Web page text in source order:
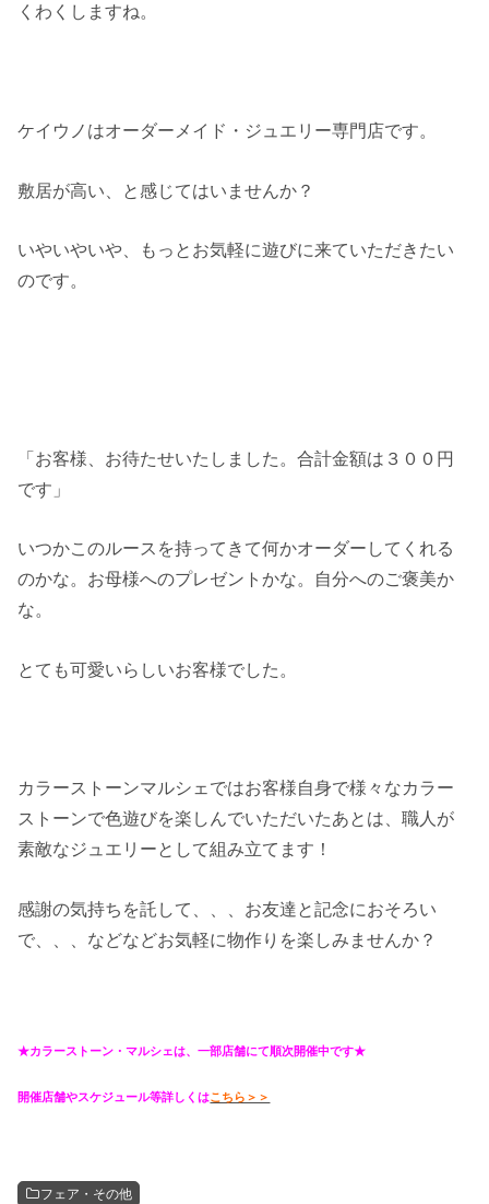
くわくしますね。
ケイウノはオーダーメイド・ジュエリー専門店です。
敷居が高い、と感じてはいませんか？
いやいやいや、もっとお気軽に遊びに来ていただきたい
のです。
「お客様、お待たせいたしました。合計金額は３００円
です」
いつかこのルースを持ってきて何かオーダーしてくれる
のかな。お母様へのプレゼントかな。自分へのご褒美か
な。
とても可愛いらしいお客様でした。
カラーストーンマルシェではお客様自身で様々なカラー
ストーンで色遊びを楽しんでいただいたあとは、職人が
素敵なジュエリーとして組み立てます！
感謝の気持ちを託して、、、お友達と記念におそろい
で、、、などなどお気軽に物作りを楽しみませんか？
★カラーストーン・マルシェは、一部店舗にて順次開催中です★
開催店舗やスケジュール等詳しくはこちら＞＞
フェア・その他